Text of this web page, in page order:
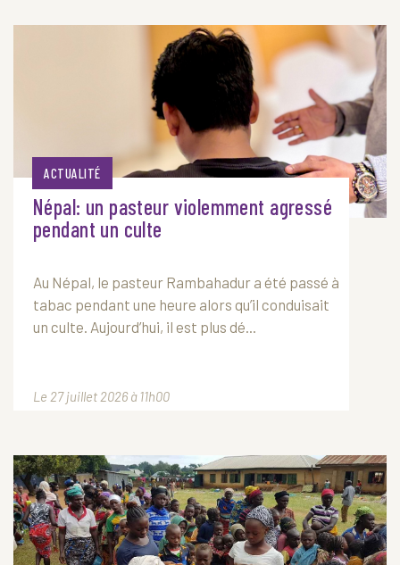
ACTUALITÉ
Népal: un pasteur violemment agressé
pendant un culte
Au Népal, le pasteur Rambahadur a été passé à
tabac pendant une heure alors qu’il conduisait
un culte. Aujourd’hui, il est plus dé...
Le 27 juillet 2026 à 11h00